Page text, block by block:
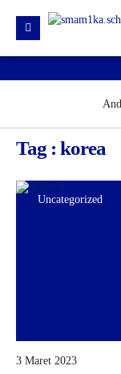
KURIKULUM
HUMAS
SARPRAS
Tag : korea
Uncategorized
3 Maret 2023